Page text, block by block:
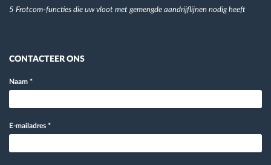
5 Frotcom-functies die uw vloot met gemengde aandrijflijnen nodig heeft
CONTACTEER ONS
Naam *
E-mailadres *